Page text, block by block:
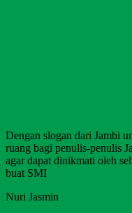
Dengan slogan dari Jambi
ruang bagi penulis-penulis
agar dapat dinikmati oleh
buat SMI
Nuri Jasmin